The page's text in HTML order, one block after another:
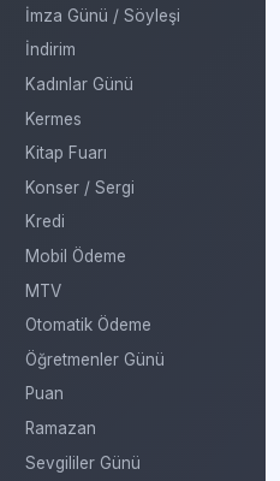
İmza Günü / Söyleşi
İndirim
Kadınlar Günü
Kermes
Kitap Fuarı
Konser / Sergi
Kredi
Mobil Ödeme
MTV
Otomatik Ödeme
Öğretmenler Günü
Puan
Ramazan
Sevgililer Günü